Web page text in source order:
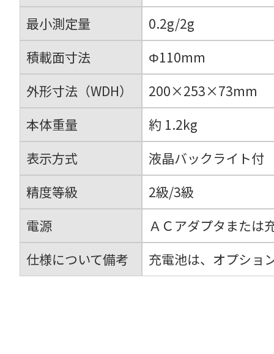
最小測定量
0.2g/2g
積載面寸法
Φ110mm
外形寸法（WDH）
200×253×73mm
本体重量
約 1.2kg
表示方式
液晶バックライト付
精度等級
2級/3級
電源
ＡＣアダプタまたは
仕様について備考
充電池は、オプショ